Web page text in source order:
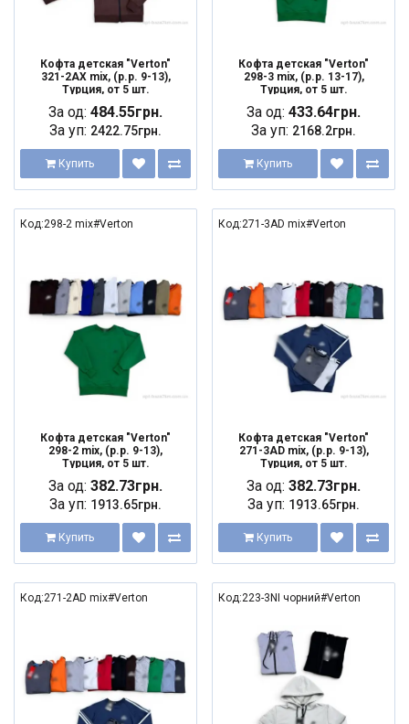
Кофта детская "Verton"
321-2AX mix, (р.р. 9-13),
Турция, от 5 шт.
За од: 484.55грн.
За уп: 2422.75грн.
Купить
Кофта детская "Verton"
298-3 mix, (р.р. 13-17),
Турция, от 5 шт.
За од: 433.64грн.
За уп: 2168.2грн.
Купить
Код:298-2 mix#Verton
Кофта детская "Verton"
298-2 mix, (р.р. 9-13),
Турция, от 5 шт.
За од: 382.73грн.
За уп: 1913.65грн.
Купить
Код:271-3AD mix#Verton
Кофта детская "Verton"
271-3AD mix, (р.р. 9-13),
Турция, от 5 шт.
За од: 382.73грн.
За уп: 1913.65грн.
Купить
Код:271-2AD mix#Verton Код:223-3NI чорний#Verton